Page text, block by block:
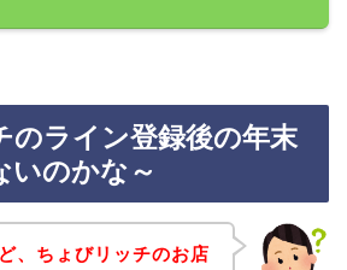
のライン登録後の年末
いのかな～
、ちょびリッチのお店